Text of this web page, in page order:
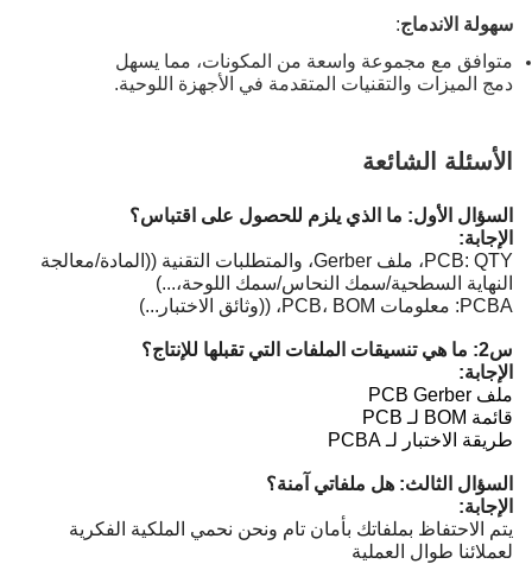
سهولة الاندماج:
متوافق مع مجموعة واسعة من المكونات، مما يسهل
دمج الميزات والتقنيات المتقدمة في الأجهزة اللوحية.
الأسئلة الشائعة
السؤال الأول: ما الذي يلزم للحصول على اقتباس؟
الإجابة:
PCB: QTY، ملف Gerber، والمتطلبات التقنية ((المادة/معالجة
النهاية السطحية/سمك النحاس/سمك اللوحة،...)
PCBA: معلومات PCB، BOM، ((وثائق الاختبار...)
س2: ما هي تنسيقات الملفات التي تقبلها للإنتاج؟
الإجابة:
ملف PCB Gerber
قائمة BOM لـ PCB
طريقة الاختبار لـ PCBA
السؤال الثالث: هل ملفاتي آمنة؟
الإجابة:
يتم الاحتفاظ بملفاتك بأمان تام ونحن نحمي الملكية الفكرية
لعملائنا طوال العملية